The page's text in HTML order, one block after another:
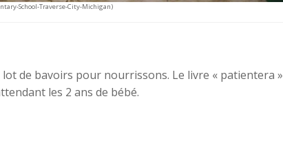
School-Traverse-City-Michigan)
de bavoirs pour nourrissons. Le livre « patientera »
les 2 ans de bébé.